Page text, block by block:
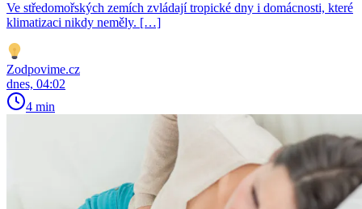
Ve středomořských zemích zvládají tropické dny i domácnosti, které
klimatizaci nikdy neměly. […]
Zodpovime.cz
dnes, 04:02
4 min